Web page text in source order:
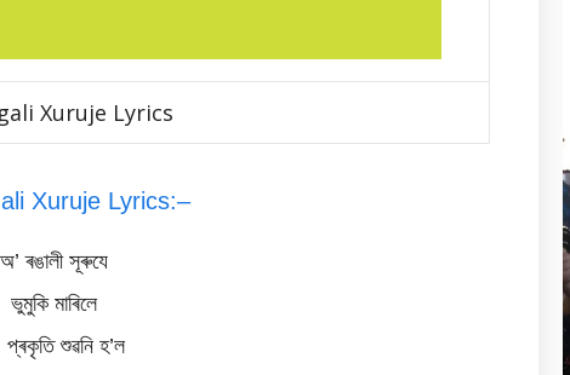
Xuruje Lyrics
Xuruje Lyrics:–
অ’ ৰঙালী সূৰুযে
ভুমুকি মাৰিলে
প্ৰকৃতি শুৱনি হ’ল